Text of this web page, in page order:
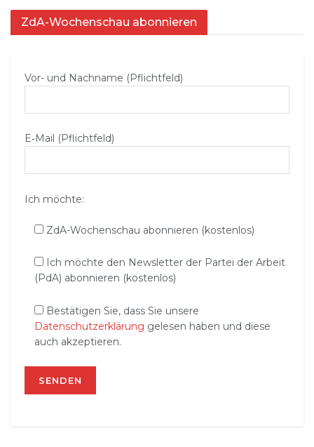
ZdA-Wochenschau abonnieren
Vor- und Nachname (Pflichtfeld)
E‑Mail (Pflichtfeld)
Ich möchte:
ZdA-Wochenschau abonnieren (kostenlos)
Ich möchte den Newsletter der Partei der Arbeit
(PdA) abonnieren (kostenlos)
Bestätigen Sie, dass Sie unsere
Datenschutzerklärung gelesen haben und diese
auch akzeptieren.